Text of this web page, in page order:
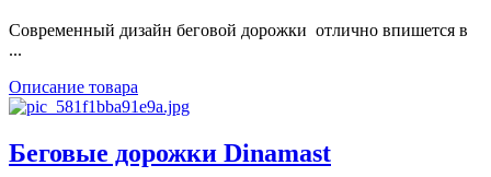
Современный дизайн беговой дорожки отлично впишется в
...
Описание товара
Беговые дорожки Dinamast